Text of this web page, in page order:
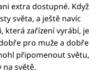
extra dostupné. Když
světa, a ještě navíc
která zařízení vyrábí, je
pro muže a dobře
připomenout světu,
světě.